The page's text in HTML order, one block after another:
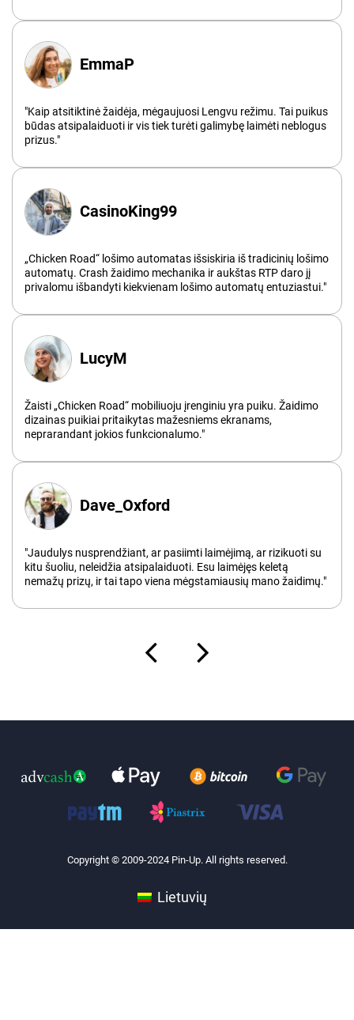
EmmaP
"Kaip atsitiktinė žaidėja, mėgaujuosi Lengvu režimu. Tai puikus
būdas atsipalaiduoti ir vis tiek turėti galimybę laimėti neblogus
prizus."
CasinoKing99
„Chicken Road“ lošimo automatas išsiskiria iš tradicinių lošimo
automatų. Crash žaidimo mechanika ir aukštas RTP daro jį
privalomu išbandyti kiekvienam lošimo automatų entuziastui."
LucyM
Žaisti „Chicken Road“ mobiliuoju įrenginiu yra puiku. Žaidimo
dizainas puikiai pritaikytas mažesniems ekranams,
neprarandant jokios funkcionalumo."
Dave_Oxford
"Jaudulys nusprendžiant, ar pasiimti laimėjimą, ar rizikuoti su
kitu šuoliu, neleidžia atsipalaiduoti. Esu laimėjęs keletą
nemažų prizų, ir tai tapo viena mėgstamiausių mano žaidimų."
Copyright © 2009-2024 Pin-Up. All rights reserved.
Lietuvių